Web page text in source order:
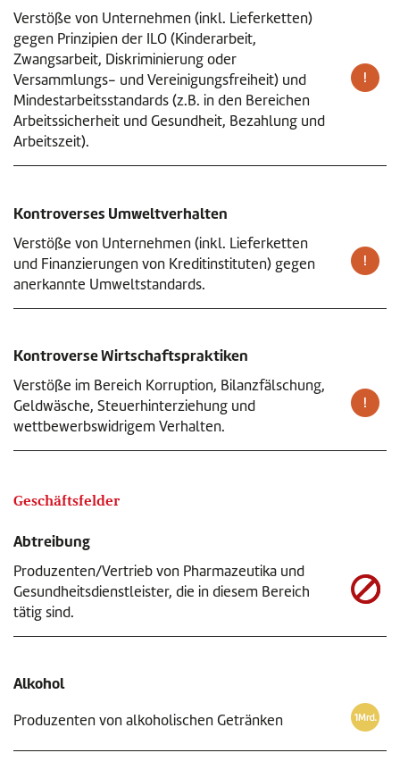
Verstöße von Unternehmen (inkl. Lieferketten)
gegen Prinzipien der ILO (Kinderarbeit,
Zwangsarbeit, Diskriminierung oder
Versammlungs- und Vereinigungsfreiheit) und
Mindestarbeitsstandards (z.B. in den Bereichen
Arbeitssicherheit und Gesundheit, Bezahlung und
Arbeitszeit).
Kontroverses Umweltverhalten
Verstöße von Unternehmen (inkl. Lieferketten
und Finanzierungen von Kreditinstituten) gegen
anerkannte Umweltstandards.
Kontroverse Wirtschaftspraktiken
Verstöße im Bereich Korruption, Bilanzfälschung,
Geldwäsche, Steuerhinterziehung und
wettbewerbswidrigem Verhalten.
Geschäftsfelder
Abtreibung
Produzenten/Vertrieb von Pharmazeutika und
Gesundheitsdienstleister, die in diesem Bereich
tätig sind.
Alkohol
Produzenten von alkoholischen Getränken